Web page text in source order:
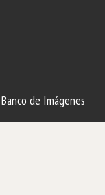
Banco de Imágenes